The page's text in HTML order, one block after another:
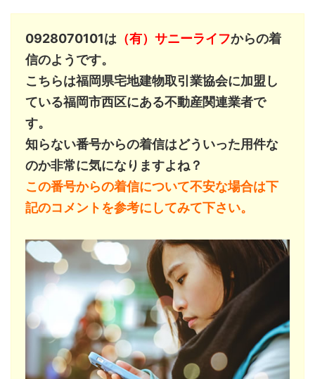
0928070101は （有）サニーライフからの着
信のようです。
こちらは福岡県宅地建物取引業協会に加盟し
ている福岡市西区にある不動産関連業者で
す。
知らない番号からの着信はどういった用件な
のか非常に気になりますよね？
この番号からの着信について不安な場合は下
記のコメントを参考にしてみて下さい。